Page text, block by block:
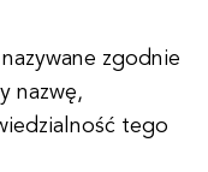
zgodnie
nazwę,
tego